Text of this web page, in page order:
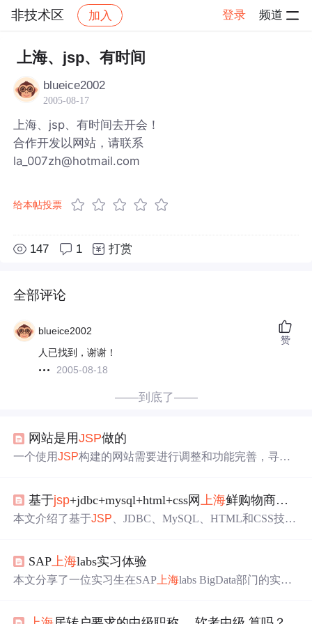
非技术区 加入 登录 频道
社区 非技术区 帖子详情
上海、jsp、有时间
blueice2002
2005-08-17
上海、jsp、有时间去开会！
合作开发以网站，请联系
la_007zh@hotmail.com
给本帖投票
147 1 打赏
全部评论
blueice2002
人已找到，谢谢！
2005-08-18
赞
——到底了——
网站是用JSP做的
一个使用JSP构建的网站需要进行调整和功能完善，寻找
基于jsp+jdbc+mysql+html+css网 上海鲜购物商城系统设计与实现 研究背景与意义、国内外研究现状
本文介绍了基于JSP 、JDBC、MySQL、HTML和CSS技术
鲜产业转型和电子商务发展。
SAP 上海labs实习体验
本文分享了一位实习生在SAP 上海labs BigData部门的实习